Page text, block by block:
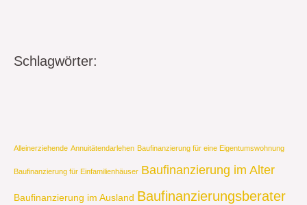
Schlagwörter:
Alleinerziehende Annuitätendarlehen Baufinanzierung für eine Eigentumswohnung
Baufinanzierung für Einfamilienhäuser Baufinanzierung im Alter
Baufinanzierung im Ausland Baufinanzierungsberater